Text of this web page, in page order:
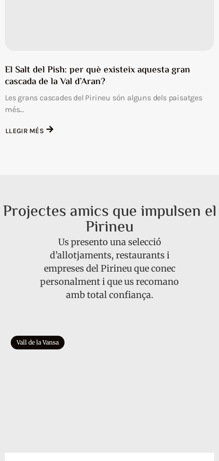
El Salt del Pish: per què existeix aquesta gran
cascada de la Val d’Aran?
Les grans cascades del Pirineu són alguns dels paisatges
més...
LLEGIR MÉS
Projectes amics que impulsen el
Pirineu
Us presento una selecció
d’allotjaments, restaurants i
empreses del Pirineu que conec
personalment i que us recomano
amb total confiança.
Vall de la Vansa